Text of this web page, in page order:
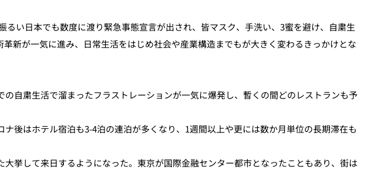
い日本でも数度に渡り緊急事態宣言が出され、皆マスク、手洗い、3蜜を避け、自粛生
新が一気に進み、日常生活をはじめ社会や産業構造までもが大きく変わるきっかけとな
自粛生活で溜まったフラストレーションが一気に爆発し、暫くの間どのレストランも予
後はホテル宿泊も3-4泊の連泊が多くなり、1週間以上や更には数か月単位の長期滞在も
挙して来日するようになった。東京が国際金融センター都市となったこともあり、街は